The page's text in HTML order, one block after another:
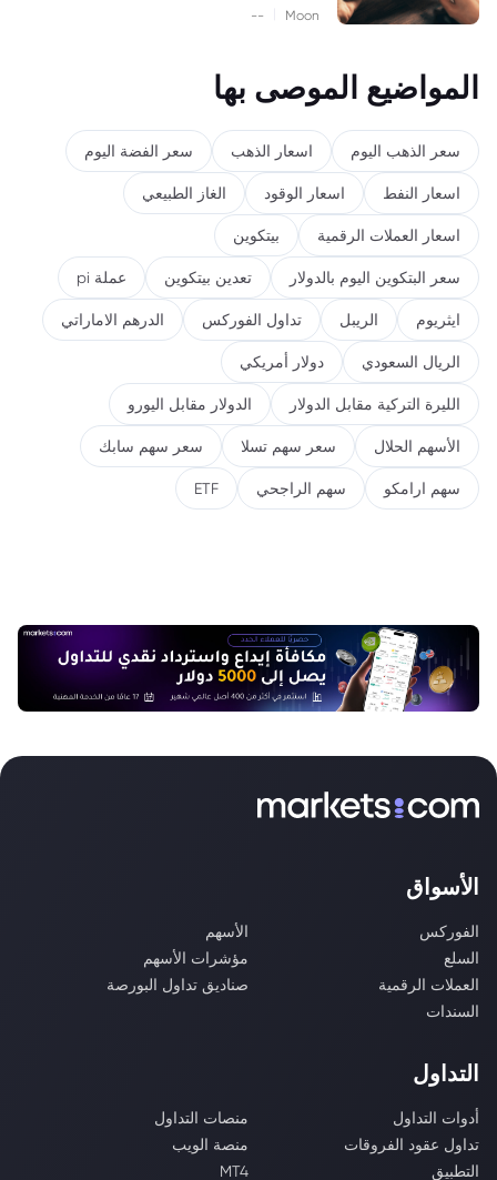
Moon
--
المواضيع الموصى بها
سعر الذهب اليوم اسعار الذهب سعر الفضة اليوم
اسعار النفط اسعار الوقود الغاز الطبيعي
اسعار العملات الرقمية بيتكوين
سعر البتكوين اليوم بالدولار تعدين بيتكوين عملة pi
ايثريوم الريبل تداول الفوركس الدرهم الاماراتي
الريال السعودي دولار أمريكي
الليرة التركية مقابل الدولار الدولار مقابل اليورو
الأسهم الحلال سعر سهم تسلا سعر سهم سابك
سهم ارامكو سهم الراجحي ETF
الأسواق
الفوركس
الأسهم
السلع
مؤشرات الأسهم
العملات الرقمية
صناديق تداول البورصة
السندات
التداول
أدوات التداول
منصات التداول
تداول عقود الفروقات
منصة الويب
التطبيق
MT4